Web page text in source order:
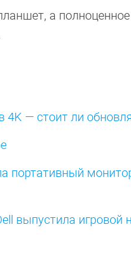
а полноценное
4K — стоит ли
портативный
выпустила игровой